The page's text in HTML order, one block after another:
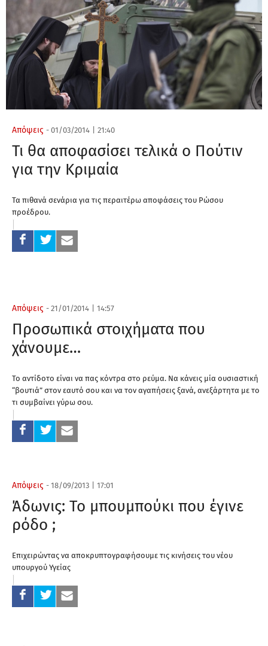
Απόψεις - 01/03/2014 21:40
Τι θα αποφασίσει τελικά ο Πούτιν
για την Κριμαία
Τα πιθανά σενάρια για τις περαιτέρω αποφάσεις του Ρώσου
προέδρου.
Απόψεις - 21/01/2014 14:57
Προσωπικά στοιχήματα που
χάνουμε…
Το αντίδοτο είναι να πας κόντρα στο ρεύμα. Να κάνεις μία ουσιαστική
“βουτιά” στον εαυτό σου και να τον αγαπήσεις ξανά, ανεξάρτητα με το
τι συμβαίνει γύρω σου.
Απόψεις - 18/09/2013 17:01
Άδωνις: Το μπουμπούκι που έγινε
ρόδο ;
Επιχειρώντας να αποκρυπτογραφήσουμε τις κινήσεις του νέου
υπουργού Υγείας